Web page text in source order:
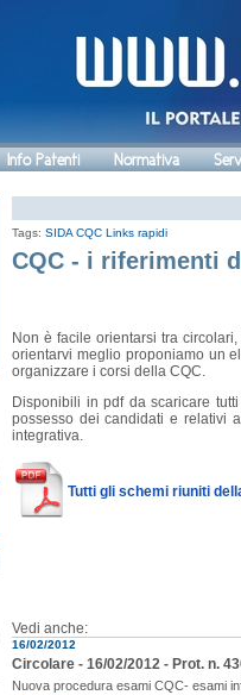
Info Patenti Normativa
Tags: SIDA CQC Links rapidi
CQC - i riferimenti
Non è facile orientarsi tra
orientarvi meglio proponiamo un
organizzare i corsi della CQC.
Disponibili in pdf da scaricare
possesso dei candidati e relativi
integrativa.
Tutti gli schemi riuniti
Vedi anche:
16/02/2012
Circolare - 16/02/2012 - Prot. n.
Nuova procedura esami CQC- esami